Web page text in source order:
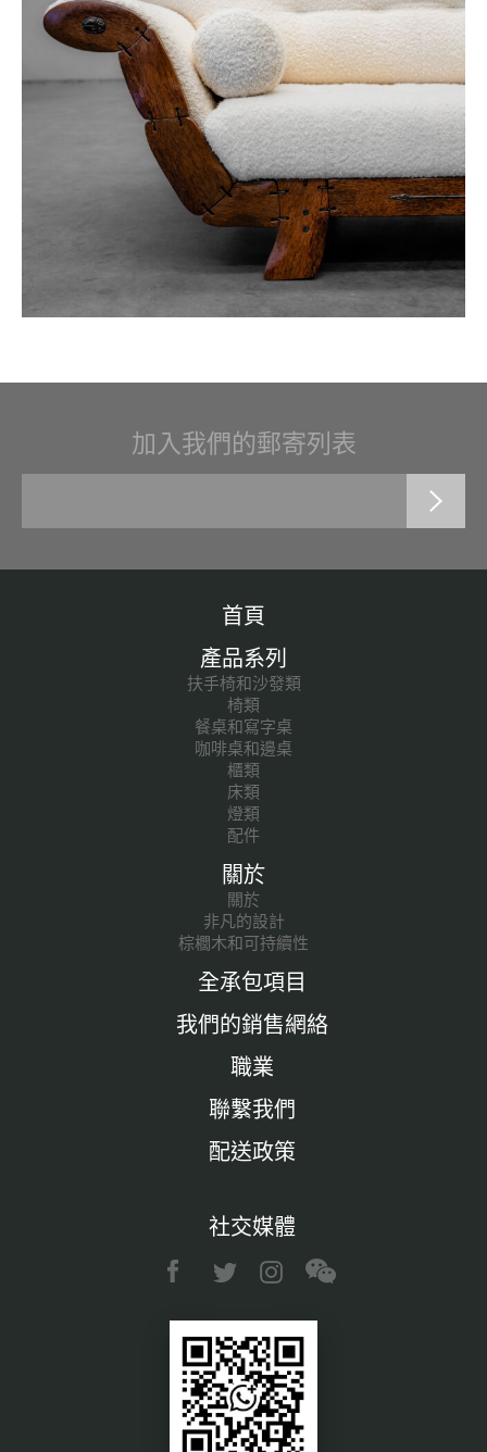
加入我們的郵寄列表
首頁
產品系列
扶手椅和沙發類
椅類
餐桌和寫字桌
咖啡桌和邊桌
櫃類
床類
燈類
配件
關於
關於
非凡的設計
棕櫚木和可持續性
全承包項目
我們的銷售網絡
職業
聯繫我們
配送政策
社交媒體